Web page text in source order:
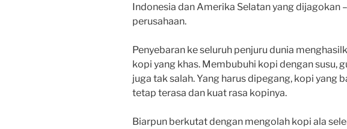
Indonesia dan Amerika Selatan yang dijagokan
perusahaan.
Penyebaran ke seluruh penjuru dunia
kopi yang khas. Membubuhi kopi dengan susu,
juga tak salah. Yang harus dipegang, kopi yang
tetap terasa dan kuat rasa kopinya.
Biarpun berkutat dengan mengolah kopi ala